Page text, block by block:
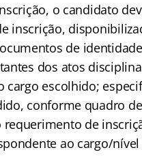
o candidato
inscrição,
de
dos atos
cargo escolhido;
conforme quadro
requerimento de
ao cargo/